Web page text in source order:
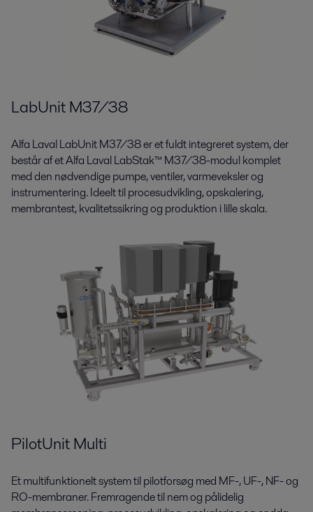
LabUnit M37/38
Alfa Laval LabUnit M37/38 er et fuldt integreret system, der
består af et Alfa Laval LabStak™ M37/38-modul komplet
med den nødvendige pumpe, ventiler, varmeveksler og
instrumentering. Ideelt til procesudvikling, opskalering,
membrantest, kvalitetssikring og produktion i lille skala.
PilotUnit Multi
Et multifunktionelt system til pilotforsøg med MF-, UF-, NF- og
RO-membraner. Fremragende til nem og pålidelig